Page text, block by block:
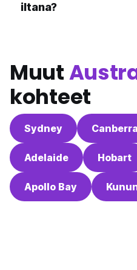
iltana?
Muut
kohteet
Sydney Canberra
Adelaide Hobart
Apollo Bay